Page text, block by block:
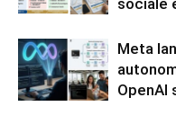
Meta
OpenAI